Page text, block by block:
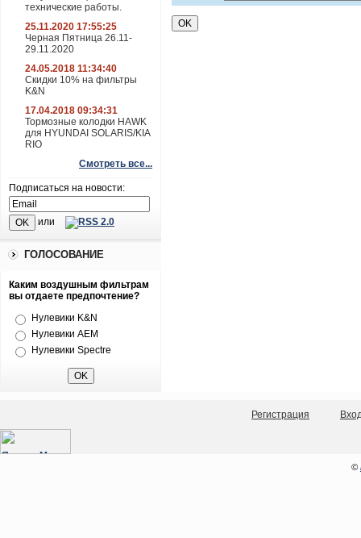
технические работы.
25.11.2020 17:55:25
Черная Пятница 26.11-
29.11.2020
24.05.2018 11:34:40
Скидки 10% на фильтры
K&N
17.04.2018 09:34:31
Тормозные колодки HAWK
для HYUNDAI SOLARIS/KIA
RIO
Смотреть все...
Подписаться на новости:
или
ГОЛОСОВАНИЕ
Каким воздушным фильтрам
вы отдаете предпочтение?
Нулевики K&N
Нулевики AEM
Нулевики Spectre
Регистрация
©